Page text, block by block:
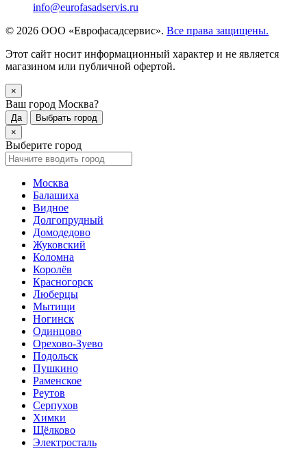
info@eurofasadservis.ru
© 2026 ООО «Еврофасадсервис». Все права защищены.
Этот сайт носит информационный характер и не является
магазином или публичной офертой.
×
Ваш город Москва?
Да
Выбрать город
×
Выберите город
Москва
Балашиха
Видное
Долгопрудный
Домодедово
Жуковский
Коломна
Королёв
Красногорск
Люберцы
Мытищи
Ногинск
Одинцово
Орехово-Зуево
Подольск
Пушкино
Раменское
Реутов
Серпухов
Химки
Щёлково
Электросталь